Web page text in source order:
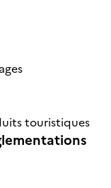
touristiques